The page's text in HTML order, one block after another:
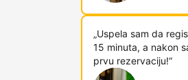
„Uspela sam da
15 minuta, a nakon
prvu rezervaciju!“